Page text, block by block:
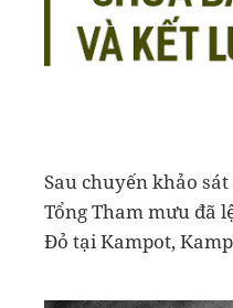
Sau chuyến khảo
Tổng Tham mưu đã
Đỏ tại Kampot,